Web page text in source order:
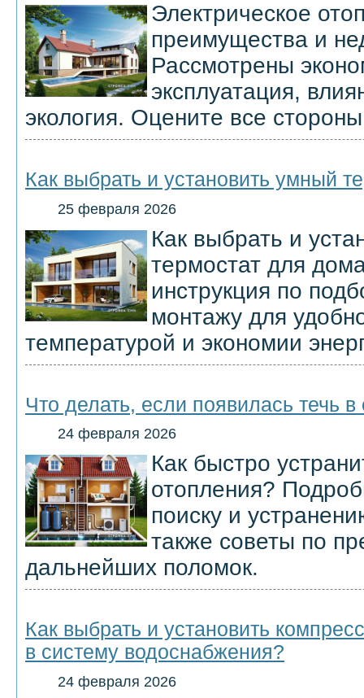
Электрическое
преимущества и
Рассмотрены
эксплуатация,
экология. Оцените все
Как выбрать и установить умный
25 февраля 2026
Как выбрать и
термостат для
инструкция по
монтажу для
температурой и экономии
Что делать, если появилась течь
24 февраля 2026
Как быстро
отопления?
поиску и
также советы по
дальнейших поломок.
Как выбрать и установить
в систему водоснабжения?
24 февраля 2026